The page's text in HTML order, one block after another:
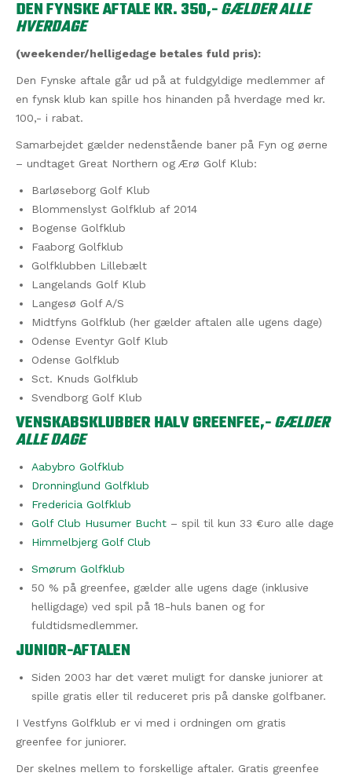
DEN FYNSKE AFTALE KR. 350,-GÆLDER ALLE
HVERDAGE
(weekender/helligedage betales fuld pris):
Den Fynske aftale går ud på at fuldgyldige medlemmer af
en fynsk klub kan spille hos hinanden på hverdage med kr.
100,- i rabat.
Samarbejdet gælder nedenstående baner på Fyn og øerne
– undtaget Great Northern og Ærø Golf Klub:
Barløseborg Golf Klub
Blommenslyst Golfklub af 2014
Bogense Golfklub
Faaborg Golfklub
Golfklubben Lillebælt
Langelands Golf Klub
Langesø Golf A/S
Midtfyns Golfklub (her gælder aftalen alle ugens dage)
Odense Eventyr Golf Klub
Odense Golfklub
Sct. Knuds Golfklub
Svendborg Golf Klub
VENSKABSKLUBBER HALV GREENFEE,-GÆLDER
ALLE DAGE
Aabybro Golfklub
Dronninglund Golfklub
Fredericia Golfklub
Golf Club Husumer Bucht – spil til kun 33 €uro alle dage
Himmelbjerg Golf Club
Smørum Golfklub
50 % på greenfee, gælder alle ugens dage (inklusive
helligdage) ved spil på 18-huls banen og for
fuldtidsmedlemmer.
JUNIOR-AFTALEN
Siden 2003 har det været muligt for danske juniorer at
spille gratis eller til reduceret pris på danske golfbaner.
I Vestfyns Golfklub er vi med i ordningen om gratis
greenfee for juniorer.
Der skelnes mellem to forskellige aftaler. Gratis greenfee